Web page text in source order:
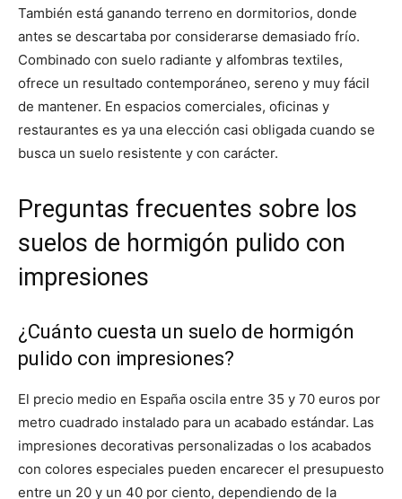
También está ganando terreno en dormitorios, donde
antes se descartaba por considerarse demasiado frío.
Combinado con suelo radiante y alfombras textiles,
ofrece un resultado contemporáneo, sereno y muy fácil
de mantener. En espacios comerciales, oficinas y
restaurantes es ya una elección casi obligada cuando se
busca un suelo resistente y con carácter.
Preguntas frecuentes sobre los
suelos de hormigón pulido con
impresiones
¿Cuánto cuesta un suelo de hormigón
pulido con impresiones?
El precio medio en España oscila entre 35 y 70 euros por
metro cuadrado instalado para un acabado estándar. Las
impresiones decorativas personalizadas o los acabados
con colores especiales pueden encarecer el presupuesto
entre un 20 y un 40 por ciento, dependiendo de la